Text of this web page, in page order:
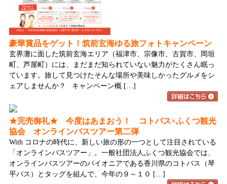
豪華賞品をゲット！筑前玄海ゆる旅フォトキャンペーン
玄界灘に面した筑前玄海エリア（福津市、宗像市、古賀市、岡垣
町、芦屋町）には、まだまだ知られていない魅力がたくさん眠っ
ています。旅して見つけたそんな場所や美味しかったグルメをシ
ェアしませんか？ キャンペーン概 […]
★完売御礼★ 今度はあまおう！ コトバス×ふくつ観光
協会 オンラインバスツアー第二弾
With コロナの時代に、新しい旅の形の一つとして注目されている
「オンラインバスツアー」。一般社団法人ふくつ観光協会では、
オンラインバスツアーのパイオニアである香川県のコトバス（琴
平バス）とタッグを組んで、今年の９～１０ […]